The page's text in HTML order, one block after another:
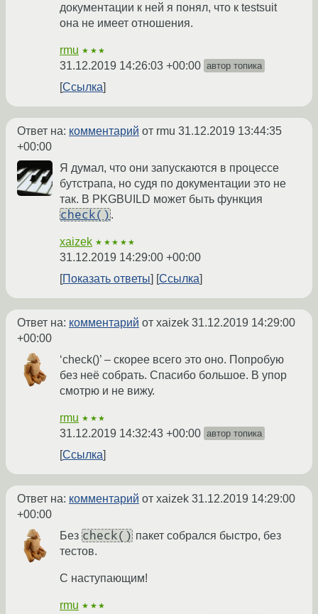
документации к ней я понял, что к testsuit
она не имеет отношения.
rmu ★★★
31.12.2019 14:26:03 +00:00 автор топика
Ссылка
Ответ на: комментарий от rmu 31.12.2019 13:44:35
+00:00
Я думал, что они запускаются в процессе
бутстрапа, но судя по документации это не
так. В PKGBUILD может быть функция
check() .
xaizek ★★★★★
31.12.2019 14:29:00 +00:00
Показать ответы
Ссылка
Ответ на: комментарий от xaizek 31.12.2019 14:29:00
+00:00
‘check()’ – скорее всего это оно. Попробую
без неё собрать. Спасибо большое. В упор
смотрю и не вижу.
rmu ★★★
31.12.2019 14:32:43 +00:00 автор топика
Ссылка
Ответ на: комментарий от xaizek 31.12.2019 14:29:00
+00:00
Без check() пакет собрался быстро, без
тестов.
С наступающим!
rmu ★★★